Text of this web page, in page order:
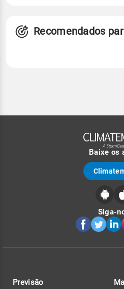
Recomendados
Baixe os
Siga-
Previsão